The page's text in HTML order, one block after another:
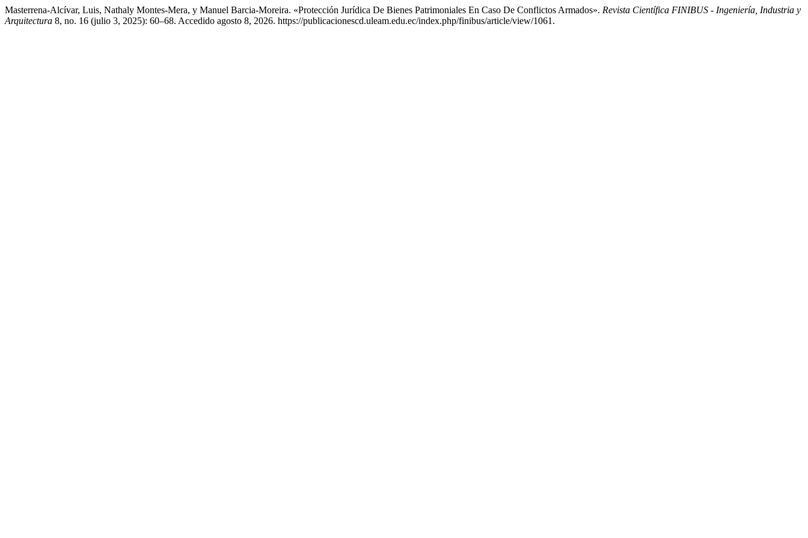
Masterrena-Alcívar, Luis, Nathaly Montes-Mera, y Manuel Barcia-Moreira. «Protección Jurídica De Bienes Patrimoniales En Caso De Conflictos Armados». Revista Científica FINIBUS - Ingeniería, Industria y
Arquitectura 8, no. 16 (julio 3, 2025): 60–68. Accedido agosto 8, 2026. https://publicacionescd.uleam.edu.ec/index.php/finibus/article/view/1061.